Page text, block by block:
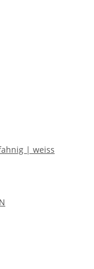
| weiss